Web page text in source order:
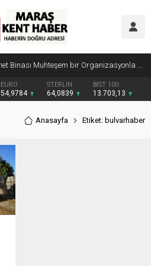
KMTSO Yeni Hizmet Binası Muhteşem bir Organizasyonla Açıldı
EURO
54,9784
STERLİN
64,0839
BIST 100
13.703,13
Anasayfa Etiket: bulvarhaber